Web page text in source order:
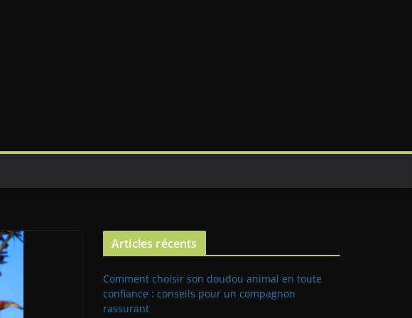
Articles récents
Comment choisir son doudou animal en toute
confiance : conseils pour un compagnon
rassurant